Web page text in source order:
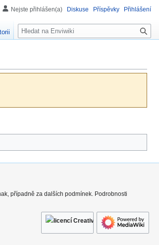
Nejste přihlášen(a) Diskuse Příspěvky Přihlášení
H
l
á
případně za dalších podmínek. Podrobnosti